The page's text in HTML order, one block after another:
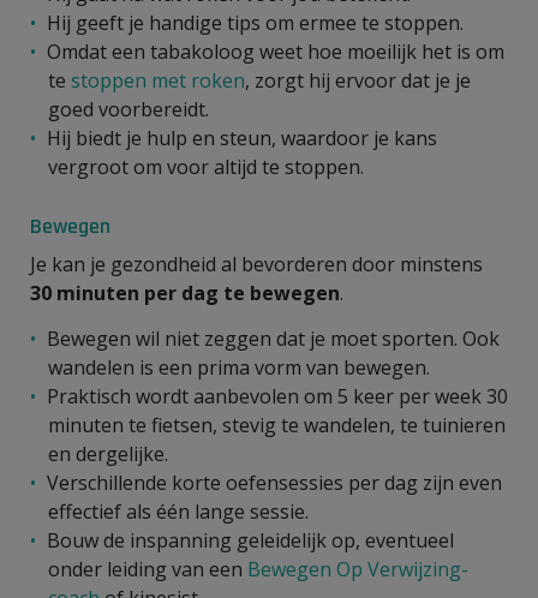
Hij geeft je handige tips om ermee te stoppen.
Omdat een tabakoloog weet hoe moeilijk het is om
te stoppen met roken, zorgt hij ervoor dat je je
goed voorbereidt.
Hij biedt je hulp en steun, waardoor je kans
vergroot om voor altijd te stoppen.
Bewegen
Je kan je gezondheid al bevorderen door minstens
30 minuten per dag te bewegen.
Bewegen wil niet zeggen dat je moet sporten. Ook
wandelen is een prima vorm van bewegen.
Praktisch wordt aanbevolen om 5 keer per week 30
minuten te fietsen, stevig te wandelen, te tuinieren
en dergelijke.
Verschillende korte oefensessies per dag zijn even
effectief als één lange sessie.
Bouw de inspanning geleidelijk op, eventueel
onder leiding van een Bewegen Op Verwijzing-